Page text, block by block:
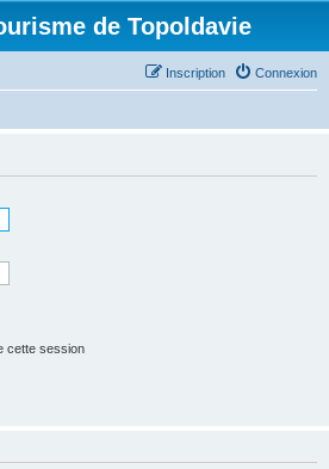
de Topoldavie
Connexion
Inscription
cette session